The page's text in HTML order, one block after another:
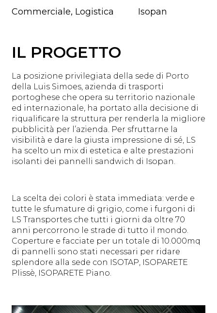
Commerciale, Logistica Isopan
IL PROGETTO
La posizione privilegiata della sede di Porto
della Luis Simoes, azienda di trasporti
portoghese che opera su territorio nazionale
ed internazionale, ha portato alla decisione di
riqualificare la struttura per renderla la migliore
pubblicità per l’azienda. Per sfruttarne la
visibilità e dare la giusta impressione di sé, LS
ha scelto un mix di estetica e alte prestazioni
isolanti dei pannelli sandwich di Isopan.
La scelta dei colori è stata immediata: verde e
tutte le sfumature di grigio, come i furgoni di
LS Transportes che tutti i giorni da oltre 70
anni percorrono le strade di tutto il mondo.
Coperture e facciate per un totale di 10.000mq
di pannelli sono stati necessari per ridare
splendore alla sede con ISOTAP, ISOPARETE
Plissè, ISOPARETE Piano.